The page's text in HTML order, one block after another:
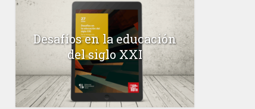
Desafíos en la educación
del siglo XXI